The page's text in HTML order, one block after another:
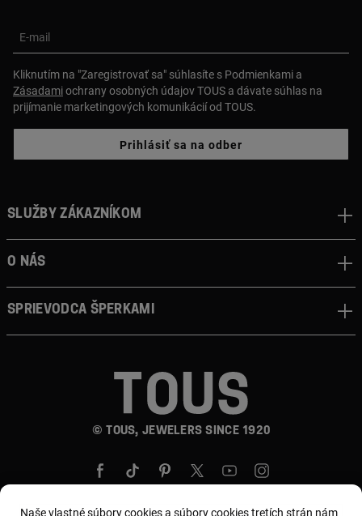
E-mail
Kliknutím na "Zaregistrovať sa" súhlasíte s Podmienkami a
Zásadamiochrany osobných údajov TOUS a dávate súhlas na
prijímanie marketingových komunikácií od TOUS.
Prihlásiť sa na odber
© TOUS, JEWELERS SINCE 1920
Služby zákazníkom
O nás
Sprievodca šperkami
Naše vlastné súbory cookies a súbory cookies tretích strán nám